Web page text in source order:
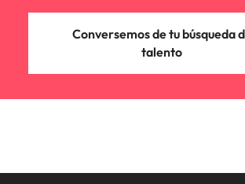
Conversemos de tu búsqueda
talento